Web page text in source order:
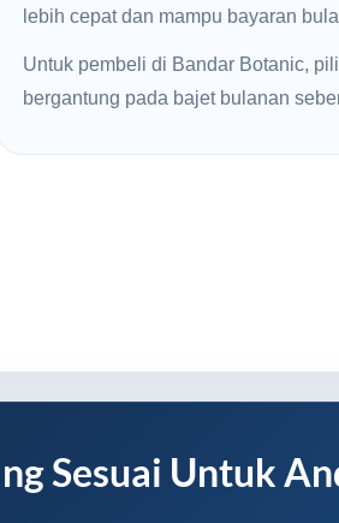
lebih cepat dan mampu bayaran
Untuk pembeli di Bandar Botanic,
bergantung pada bajet bulanan
Sesuai Untuk